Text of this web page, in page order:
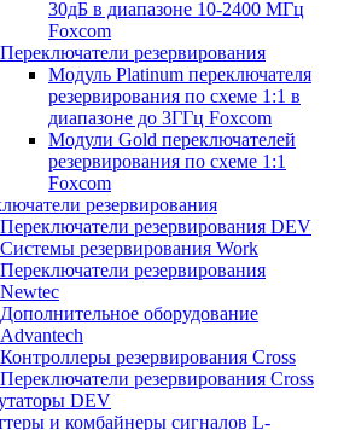
30дБ в диапазоне 10-2400 МГц
Foxcom
Переключатели резервирования
Модуль Platinum переключателя
резервирования по схеме 1:1 в
диапазоне до 3ГГц Foxcom
Модули Gold переключателей
резервирования по схеме 1:1
Foxcom
резервирования
Переключатели резервирования DEV
Системы резервирования Work
Переключатели резервирования
Newtec
Дополнительное оборудование
Advantech
Контроллеры резервирования Cross
Переключатели резервирования Cross
DEV
и комбайнеры сигналов L-